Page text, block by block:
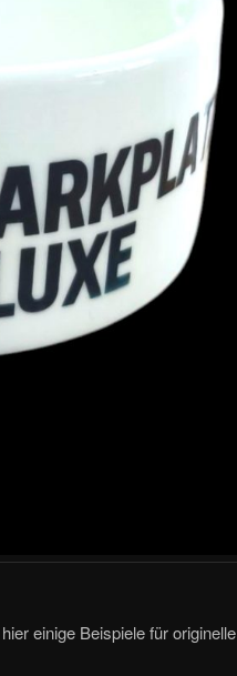
einige Beispiele für originelle